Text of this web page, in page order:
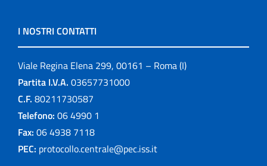
I NOSTRI CONTATTI
Viale Regina Elena 299, 00161 – Roma (I)
Partita I.V.A. 03657731000
C.F. 80211730587
Telefono: 06 4990 1
Fax: 06 4938 7118
PEC: protocollo.centrale@pec.iss.it